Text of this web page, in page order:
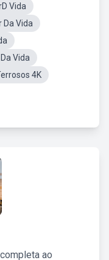
Vida
Da Vida
Da Vida
4K
ao